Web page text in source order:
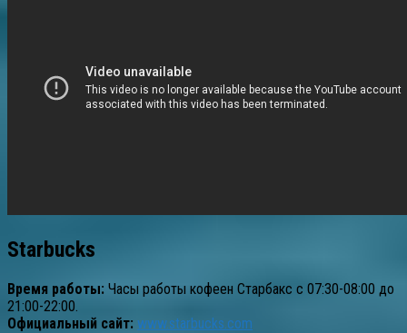
Starbucks
Время работы: Часы работы кофеен Старбакс с 07:30-08:00 до
21:00-22:00.
Официальный сайт: www.starbucks.com